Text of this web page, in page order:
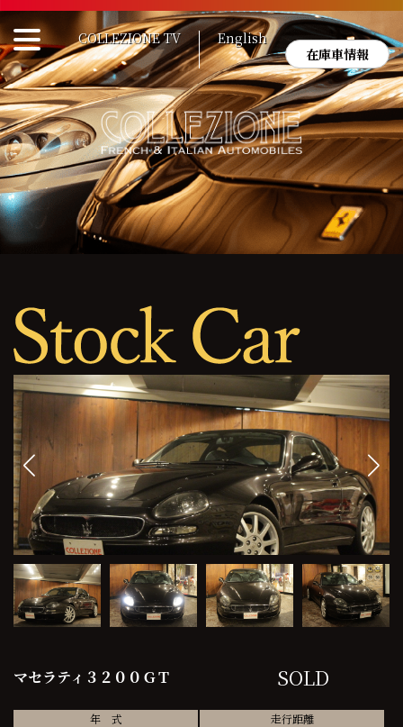
Skip
to
content
COLLEZIONE TV
English
在庫車情報
マセラティ３２００ＧＴ SOLD
年 式
走行距離